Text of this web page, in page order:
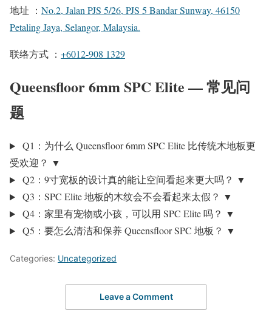
地址 ： No.2, Jalan PJS 5/26, PJS 5 Bandar Sunway, 46150
Petaling Jaya, Selangor, Malaysia.
联络方式 ： +6012-908 1329
Queensfloor 6mm SPC Elite — 常见问
题
Q1：为什么 Queensfloor 6mm SPC Elite 比传统木地板更
受欢迎？ ▼
Q2：9寸宽板的设计真的能让空间看起来更大吗？ ▼
Q3：SPC Elite 地板的木纹会不会看起来太假？ ▼
Q4：家里有宠物或小孩，可以用 SPC Elite 吗？ ▼
Q5：要怎么清洁和保养 Queensfloor SPC 地板？ ▼
Categories: Uncategorized
Leave a Comment